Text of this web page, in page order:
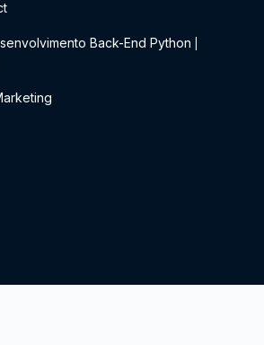
Back-End Python